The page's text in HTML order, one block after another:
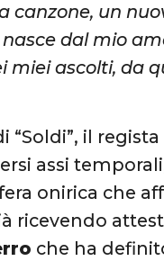
canzone, un
nasce dal mio
ascolti, da
il
assi
onirica che
ricevendo
che ha